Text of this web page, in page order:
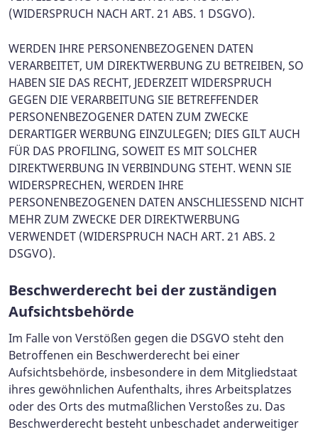
(WIDERSPRUCH NACH ART. 21 ABS. 1 DSGVO).
WERDEN IHRE PERSONENBEZOGENEN DATEN
VERARBEITET, UM DIREKTWERBUNG ZU BETREIBEN, SO
HABEN SIE DAS RECHT, JEDERZEIT WIDERSPRUCH
GEGEN DIE VERARBEITUNG SIE BETREFFENDER
PERSONENBEZOGENER DATEN ZUM ZWECKE
DERARTIGER WERBUNG EINZULEGEN; DIES GILT AUCH
FÜR DAS PROFILING, SOWEIT ES MIT SOLCHER
DIREKTWERBUNG IN VERBINDUNG STEHT. WENN SIE
WIDERSPRECHEN, WERDEN IHRE
PERSONENBEZOGENEN DATEN ANSCHLIESSEND NICHT
MEHR ZUM ZWECKE DER DIREKTWERBUNG
VERWENDET (WIDERSPRUCH NACH ART. 21 ABS. 2
DSGVO).
Beschwerde­recht bei der zuständigen
Aufsichts­behörde
Im Falle von Verstößen gegen die DSGVO steht den
Betroffenen ein Beschwerderecht bei einer
Aufsichtsbehörde, insbesondere in dem Mitgliedstaat
ihres gewöhnlichen Aufenthalts, ihres Arbeitsplatzes
oder des Orts des mutmaßlichen Verstoßes zu. Das
Beschwerderecht besteht unbeschadet anderweitiger